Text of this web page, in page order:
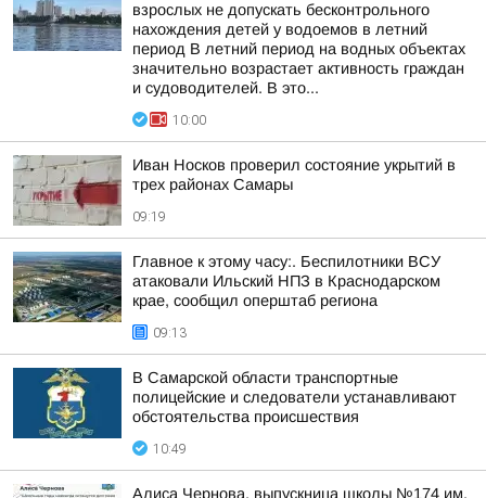
взрослых не допускать бесконтрольного
нахождения детей у водоемов в летний
период В летний период на водных объектах
значительно возрастает активность граждан
и судоводителей. В это...
10:00
Иван Носков проверил состояние укрытий в
трех районах Самары
09:19
Главное к этому часу:. Беспилотники ВСУ
атаковали Ильский НПЗ в Краснодарском
крае, сообщил оперштаб региона
09:13
В Самарской области транспортные
полицейские и следователи устанавливают
обстоятельства происшествия
10:49
Алиса Чернова, выпускница школы №174 им.